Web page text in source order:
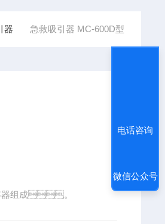
器 急救吸引器 MC-600D型
组成。
电话咨询
微信公众号